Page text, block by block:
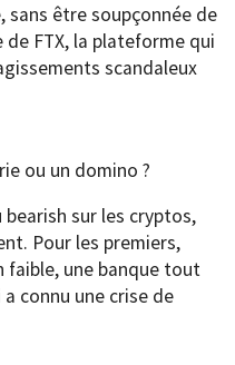
sans être soupçonnée de
FTX, la plateforme qui
scandaleux
ou un domino ?
bearish sur les cryptos,
Pour les premiers,
une banque tout
connu une crise de